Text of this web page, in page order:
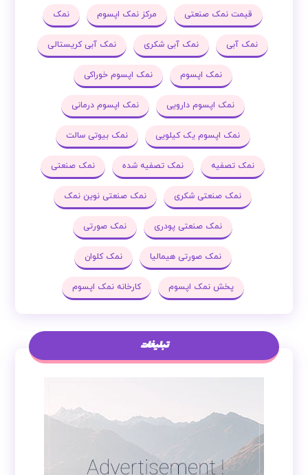
قیمت نمک صنعتی مرکز نمک اپسوم نمک
نمک آبی نمک آبی شکری نمک آبی کریستالی
نمک اپسوم نمک اپسوم خوراکی
نمک اپسوم دارویی نمک اپسوم درمانی
نمک اپسوم یک کیلویی نمک بیوتی سالت
نمک تصفیه نمک تصفیه شده نمک صنعتی
نمک صنعتی شکری نمک صنعتی نوین نمک
نمک صنعتی پودری نمک صورتی
نمک صورتی هیمالیا نمک کلوان
پخش نمک اپسوم کارخانه نمک اپسوم
تبلیغات